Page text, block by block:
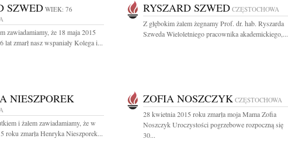
SZWEDWIEK: 76
zawiadamiamy, że 18 maja 2015
zmarł nasz wspaniały Kolega i...
RYSZARD SZWED CZĘSTOCHOWA
Z głębokim żalem żegnamy Prof. dr. hab. Ryszarda
Szweda Wieloletniego pracownika akademickiego,...
NIESZPOREK
i żalem zawiadamiamy, że w
roku zmarła Henryka Nieszporek...
ZOFIA NOSZCZYK CZĘSTOCHOWA
28 kwietnia 2015 roku zmarła moja Mama Zofia
Noszczyk Uroczystości pogrzebowe rozpoczną się
30...